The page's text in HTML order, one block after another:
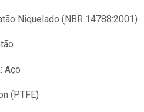
Niquelado (NBR 14788:2001)
: Aço
(PTFE)